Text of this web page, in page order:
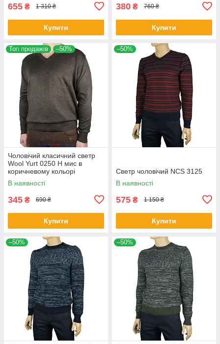
655 ₴ 1 310 ₴
Купити
380 ₴ 760 ₴
Купити
Топ продажів –50%
Чоловічий класичний светр
Wool Yurt 0250 Н мис в
коричневому кольорі
В наявності
345 ₴ 690 ₴
Купити
–50%
Светр чоловічий NCS 3125
В наявності
575 ₴ 1 150 ₴
Купити
–50% –50%